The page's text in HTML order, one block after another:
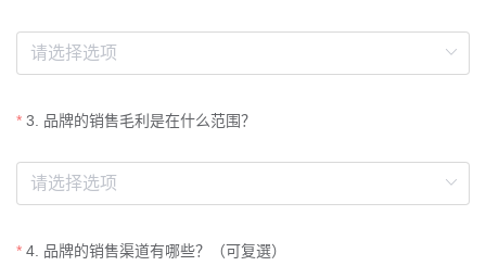
3. 品牌的销售毛利是在什么范围？
4. 品牌的销售渠道有哪些？（可复選）